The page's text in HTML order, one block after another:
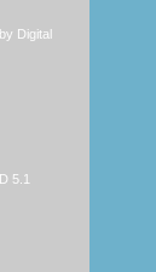
Digital
5.1